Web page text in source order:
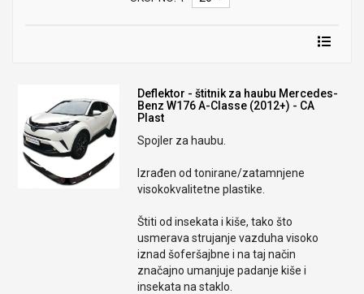
Deflektor - štitnik za haubu Mercedes-
Benz W176 A-Classe (2012+) - CA
Plast
Spojler za haubu.
Izrađen od tonirane/zatamnjene
visokokvalitetne plastike.
Štiti od insekata i kiše, tako što
usmerava strujanje vazduha visoko
iznad šoferšajbne i na taj način
značajno umanjuje padanje kiše i
insekata na staklo.